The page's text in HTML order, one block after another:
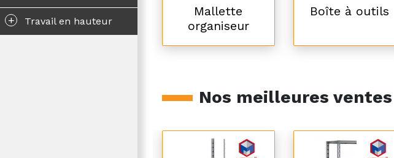
+ Travail en hauteur
Mallette
organiseur
Boîte à outils
Nos meilleures ventes